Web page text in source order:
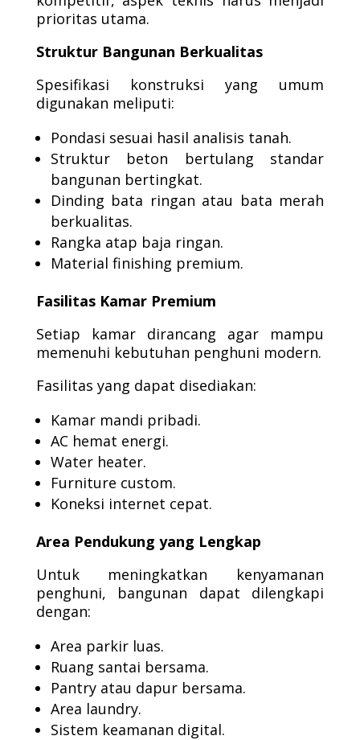
prioritas utama.
Struktur Bangunan Berkualitas
Spesifikasi konstruksi yang umum
digunakan meliputi:
Pondasi sesuai hasil analisis tanah.
Struktur beton bertulang standar
bangunan bertingkat.
Dinding bata ringan atau bata merah
berkualitas.
Rangka atap baja ringan.
Material finishing premium.
Fasilitas Kamar Premium
Setiap kamar dirancang agar mampu
memenuhi kebutuhan penghuni modern.
Fasilitas yang dapat disediakan:
Kamar mandi pribadi.
AC hemat energi.
Water heater.
Furniture custom.
Koneksi internet cepat.
Area Pendukung yang Lengkap
Untuk meningkatkan kenyamanan
penghuni, bangunan dapat dilengkapi
dengan:
Area parkir luas.
Ruang santai bersama.
Pantry atau dapur bersama.
Area laundry.
Sistem keamanan digital.